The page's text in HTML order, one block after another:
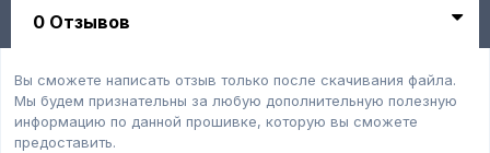
0 Отзывов
Вы сможете написать отзыв только после скачивания файла.
Мы будем признательны за любую дополнительную полезную
информацию по данной прошивке, которую вы сможете
предоставить.